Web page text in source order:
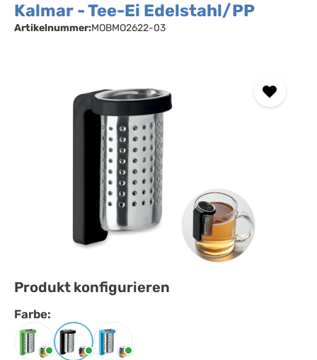
Kalmar - Tee-Ei Edelstahl/PP
Artikelnummer:MOBMO2622-03
Produkt konfigurieren
Farbe:
Farbe auswählen
Limette SchwarzTürkis